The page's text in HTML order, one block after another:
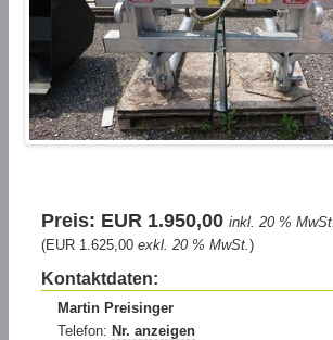
Preis: EUR 1.950,00 inkl. 20 % MwSt.
(EUR 1.625,00 exkl. 20 % MwSt. )
Kontaktdaten:
Martin Preisinger
Telefon: Nr. anzeigen